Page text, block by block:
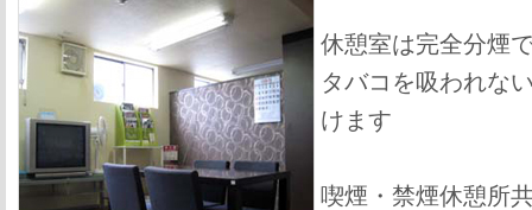
休憩室は完全分煙
タバコを吸われな
けます
喫煙・禁煙休憩所